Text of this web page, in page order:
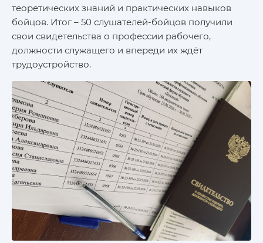
теоретических знаний и практических навыков
бойцов. Итог – 50 слушателей-бойцов получили
свои свидетельства о профессии рабочего,
должности служащего и впереди их ждёт
трудоустройство.